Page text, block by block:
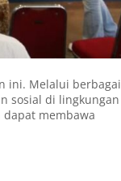
ini. Melalui berbagai
sosial di lingkungan
dapat membawa